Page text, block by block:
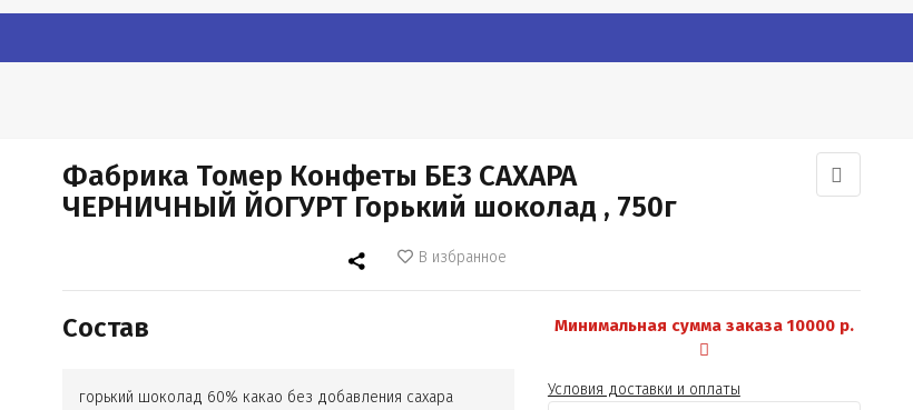
Фабрика Томер Конфеты БЕЗ САХАРА
ЧЕРНИЧНЫЙ ЙОГУРТ Горький шоколад , 750г
В избранное
Состав
горький шоколад 60% какао без добавления сахара
Минимальная сумма заказа 10000 р.
Условия доставки и оплаты